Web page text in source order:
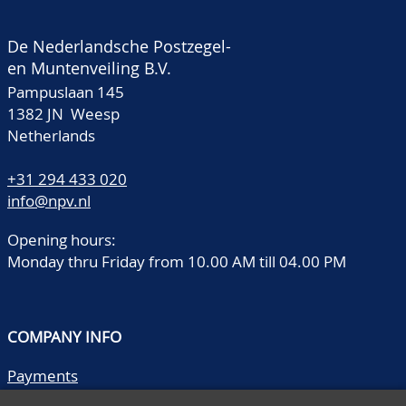
De Nederlandsche Postzegel-
en Muntenveiling B.V.
Pampuslaan 145
1382 JN Weesp
Netherlands
+31 294 433 020
info@npv.nl
Opening hours:
Monday thru Friday from 10.00 AM till 04.00 PM
COMPANY INFO
Payments